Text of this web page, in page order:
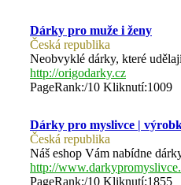
Dárky pro muže i ženy
Česká republika
Neobvyklé dárky, které
http://origodarky.cz
PageRank:/10 Kliknutí:1009
Dárky pro myslivce |
Česká republika
Náš eshop Vám nabídne
http://
PageRank:/10 Kliknutí:1855